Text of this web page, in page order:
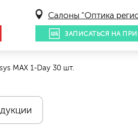
Салоны "Оптика
ЗАПИСАТЬСЯ НА
MAX 1-Day 30 шт.